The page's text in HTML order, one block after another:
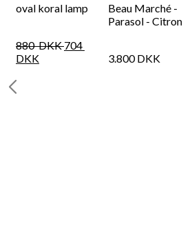
oval koral lamp
880DKK 704
DKK
Beau Marché -
Parasol - Citron
3.800DKK